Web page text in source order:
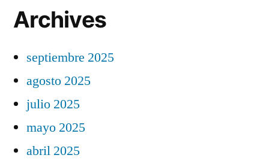
Archives
septiembre 2025
agosto 2025
julio 2025
mayo 2025
abril 2025